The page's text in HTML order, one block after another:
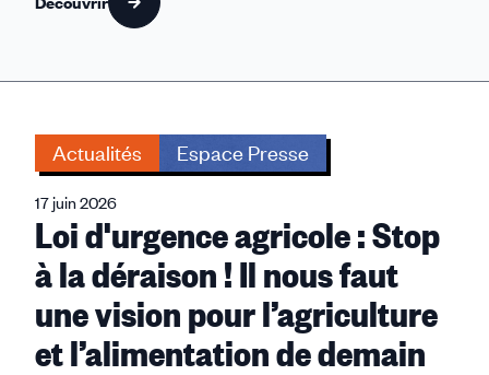
Actualités Espace Presse
17 juin 2026
Loi d'urgence agricole : Stop
à la déraison ! Il nous faut
une vision pour l’agriculture
et l’alimentation de demain